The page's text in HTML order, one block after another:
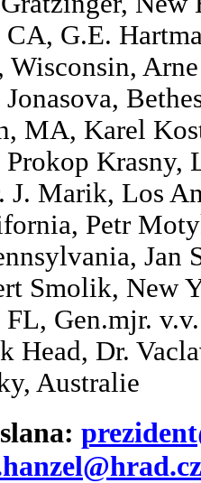
CA, G.E.
MA, Karel
Prokop
J. Marik, Los
Petr
Jan
Smolik, New
FL, Gen.mjr.
Head, Dr.
Australie